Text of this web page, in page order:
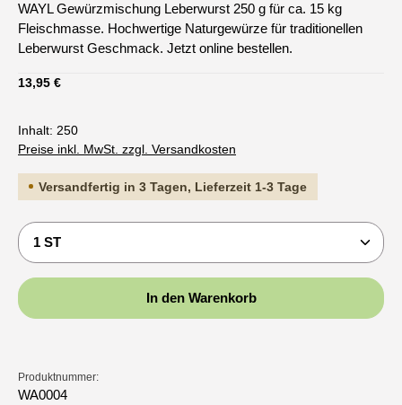
WAYL Gewürzmischung Leberwurst 250 g für ca. 15 kg
Fleischmasse. Hochwertige Naturgewürze für traditionellen
Leberwurst Geschmack. Jetzt online bestellen.
Regulärer Preis:
13,95 €
Inhalt: 250
Preise inkl. MwSt. zzgl. Versandkosten
Versandfertig in 3 Tagen, Lieferzeit 1-3 Tage
Produkt Anzahl: Gib den gewünschten Wert ein
In den Warenkorb
Produktnummer:
WA0004